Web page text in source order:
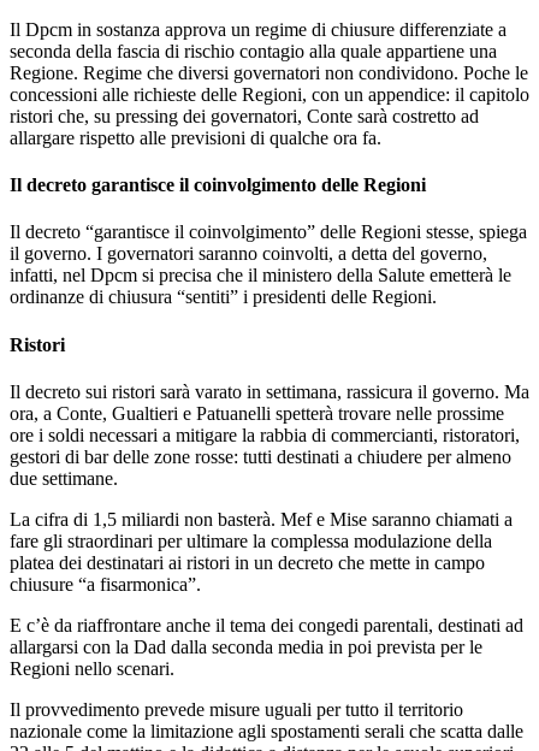
Il Dpcm in sostanza approva un regime di chiusure differenziate a
seconda della fascia di rischio contagio alla quale appartiene una
Regione. Regime che diversi governatori non condividono. Poche le
concessioni alle richieste delle Regioni, con un appendice: il capitolo
ristori che, su pressing dei governatori, Conte sarà costretto ad
allargare rispetto alle previsioni di qualche ora fa.
Il decreto garantisce il coinvolgimento delle Regioni
Il decreto “garantisce il coinvolgimento” delle Regioni stesse, spiega
il governo. I governatori saranno coinvolti, a detta del governo,
infatti, nel Dpcm si precisa che il ministero della Salute emetterà le
ordinanze di chiusura “sentiti” i presidenti delle Regioni.
Ristori
Il decreto sui ristori sarà varato in settimana, rassicura il governo. Ma
ora, a Conte, Gualtieri e Patuanelli spetterà trovare nelle prossime
ore i soldi necessari a mitigare la rabbia di commercianti, ristoratori,
gestori di bar delle zone rosse: tutti destinati a chiudere per almeno
due settimane.
La cifra di 1,5 miliardi non basterà. Mef e Mise saranno chiamati a
fare gli straordinari per ultimare la complessa modulazione della
platea dei destinatari ai ristori in un decreto che mette in campo
chiusure “a fisarmonica”.
E c’è da riaffrontare anche il tema dei congedi parentali, destinati ad
allargarsi con la Dad dalla seconda media in poi prevista per le
Regioni nello scenari.
Il provvedimento prevede misure uguali per tutto il territorio
nazionale come la limitazione agli spostamenti serali che scatta dalle